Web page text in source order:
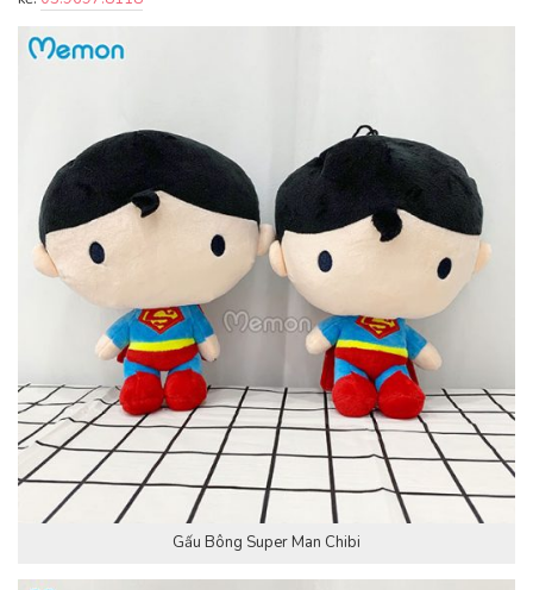
Gấu Bông Super Man Chibi